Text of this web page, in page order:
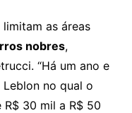
as áreas
nobres,
“Há um ano e
no qual o
30 mil a R$ 50